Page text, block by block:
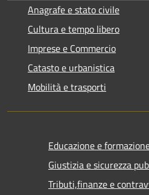
Anagrafe e stato civile
Cultura e tempo libero
Imprese e Commercio
Catasto e urbanistica
Mobilità e trasporti
Educazione e
Giustizia e sicurezza
Tributi,finanze e